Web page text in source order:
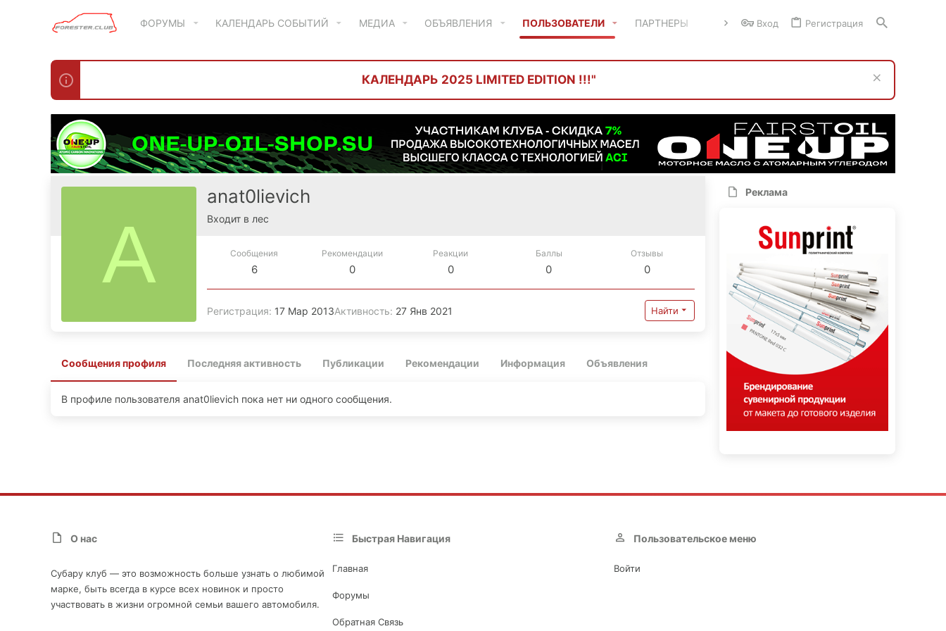
ФОРУМЫ КАЛЕНДАРЬ СОБЫТИЙ МЕДИА ОБЪЯВЛЕНИЯ ПОЛЬЗОВАТЕЛИ ПАРТНЕРЫ Вход Регистрация
КАЛЕНДАРЬ 2025 LIMITED EDITION !!!"
A
anat0lievich
Входит в лес
Сообщения
6
Рекомендации
0
Реакции
0
Баллы
0
Отзывы
0
Регистрация 17 Мар 2013Активность 27 Янв 2021 Найти
Сообщения профиля Последняя активность Публикации Рекомендации Информация Объявления
В профиле пользователя anat0lievich пока нет ни одного сообщения.
Реклама
О нас
Субару клуб — это возможность больше узнать о любимой
марке, быть всегда в курсе всех новинок и просто
участвовать в жизни огромной семьи вашего автомобиля.
Быстрая Навигация
Главная
Форумы
Обратная Связь
Пользовательское меню
Войти